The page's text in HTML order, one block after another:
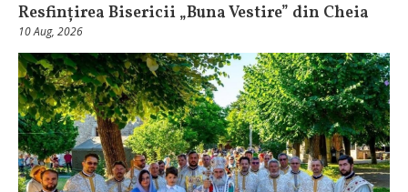
Resfințirea Bisericii „Buna Vestire” din Cheia
10 Aug, 2026